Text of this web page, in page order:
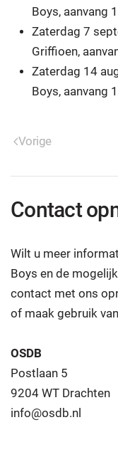
Boys, aanvang
Zaterdag 7
Griffioen,
Zaterdag 14
Boys, aanvang
Vorige
Contact
Wilt u meer
Boys en de
contact met ons
of maak gebruik
OSDB
Postlaan 5
9204 WT Drachten
info@osdb.nl